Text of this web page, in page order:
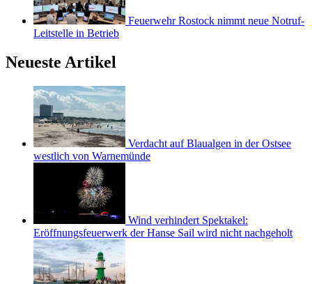
Feuerwehr Rostock nimmt neue Notruf-
Leitstelle in Betrieb
Neueste Artikel
Verdacht auf Blaualgen in der Ostsee
westlich von Warnemünde
Wind verhindert Spektakel:
Eröffnungsfeuerwerk der Hanse Sail wird nicht nachgeholt